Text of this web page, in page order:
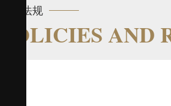
政策法规
POLICIES